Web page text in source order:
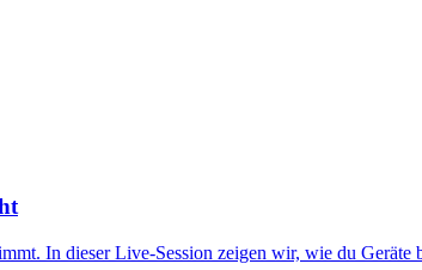
In dieser Live-Session zeigen wir, wie du